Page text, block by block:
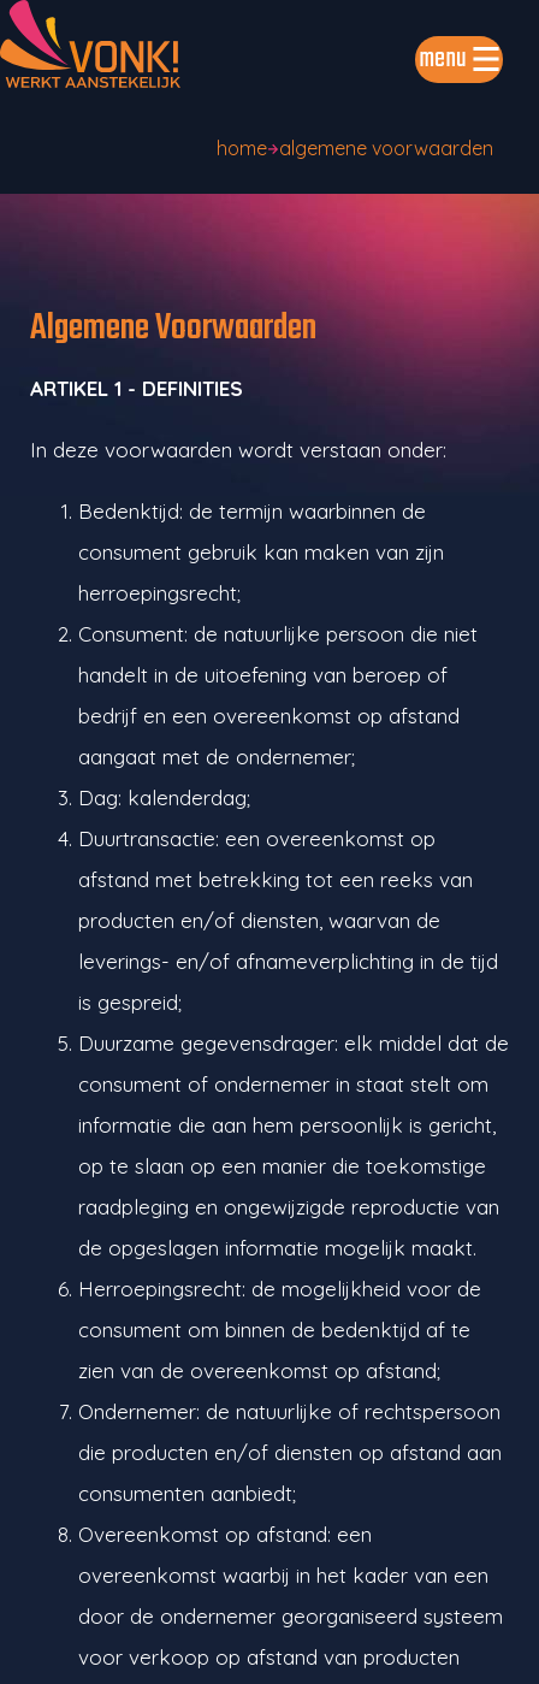
menu
home algemene voorwaarden
Algemene Voorwaarden
ARTIKEL 1 - DEFINITIES
In deze voorwaarden wordt verstaan onder:
Bedenktijd: de termijn waarbinnen de
consument gebruik kan maken van zijn
herroepingsrecht;
Consument: de natuurlijke persoon die niet
handelt in de uitoefening van beroep of
bedrijf en een overeenkomst op afstand
aangaat met de ondernemer;
Dag: kalenderdag;
Duurtransactie: een overeenkomst op
afstand met betrekking tot een reeks van
producten en/of diensten, waarvan de
leverings- en/of afnameverplichting in de tijd
is gespreid;
Duurzame gegevensdrager: elk middel dat de
consument of ondernemer in staat stelt om
informatie die aan hem persoonlijk is gericht,
op te slaan op een manier die toekomstige
raadpleging en ongewijzigde reproductie van
de opgeslagen informatie mogelijk maakt.
Herroepingsrecht: de mogelijkheid voor de
consument om binnen de bedenktijd af te
zien van de overeenkomst op afstand;
Ondernemer: de natuurlijke of rechtspersoon
die producten en/of diensten op afstand aan
consumenten aanbiedt;
Overeenkomst op afstand: een
overeenkomst waarbij in het kader van een
door de ondernemer georganiseerd systeem
voor verkoop op afstand van producten